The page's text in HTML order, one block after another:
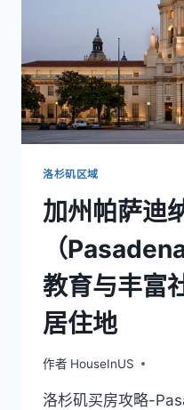
市
与
学
区
优
势
完
结
合
洛杉矶区域
加州帕萨迪
（
教育与丰富
居住地
作者 HouseInUS
洛杉矶买房攻略-